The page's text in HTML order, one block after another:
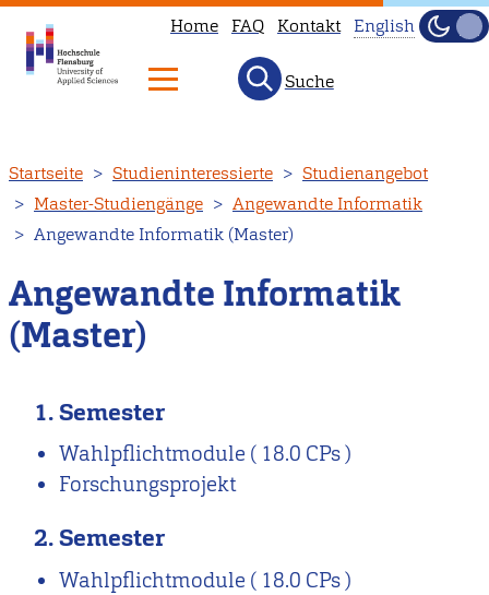
zum
Inhalt
Home FAQ Kontakt
not
available
English.
Head
English
Hell
Suche
Startseite Studieninteressierte
Studienangebot
Master-Studiengänge
Angewandte Informatik
Angewandte Informatik (Master)
Angewandte Informatik
(Master)
1. Semester
Wahlpflichtmodule ( 18.0 CPs )
Forschungsprojekt
2. Semester
Wahlpflichtmodule ( 18.0 CPs )